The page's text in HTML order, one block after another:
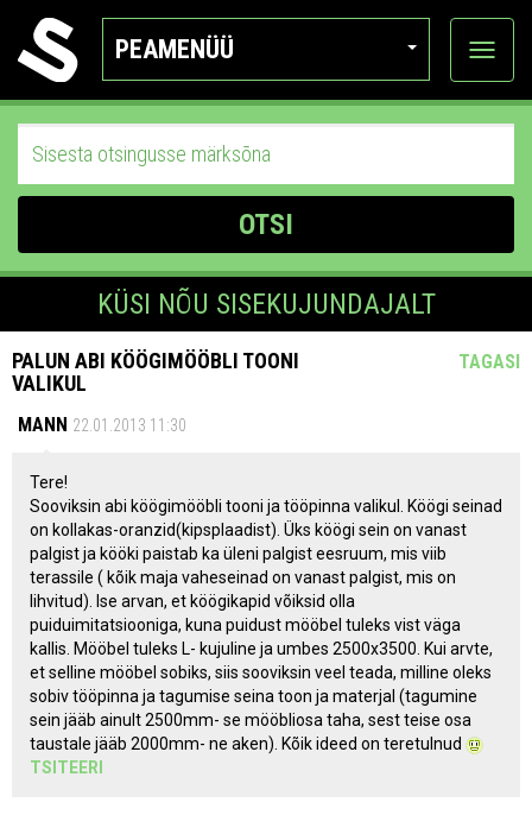
PEAMENÜÜ
Ava
OTSI
KÜSI NÕU SISEKUJUNDAJALT
PALUN ABI KÖÖGIMÖÖBLI TOONI
VALIKUL
TAGASI
MANN 22.01.2013 11:30
Tere!
Sooviksin abi köögimööbli tooni ja tööpinna valikul. Köögi seinad
on kollakas-oranzid(kipsplaadist). Üks köögi sein on vanast
palgist ja kööki paistab ka üleni palgist eesruum, mis viib
terassile ( kõik maja vaheseinad on vanast palgist, mis on
lihvitud). Ise arvan, et köögikapid võiksid olla
puiduimitatsiooniga, kuna puidust mööbel tuleks vist väga
kallis. Mööbel tuleks L- kujuline ja umbes 2500x3500. Kui arvte,
et selline mööbel sobiks, siis sooviksin veel teada, milline oleks
sobiv tööpinna ja tagumise seina toon ja materjal (tagumine
sein jääb ainult 2500mm- se mööbliosa taha, sest teise osa
taustale jääb 2000mm- ne aken). Kõik ideed on teretulnud
TSITEERI